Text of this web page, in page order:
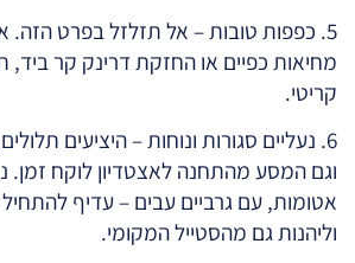
5. כפפות טובות – אל תזלזל בפרט
מחיאות כפיים או החזקת דרינק קר ביד,
קריטי.
6. נעליים סגורות ונוחות – היציעים
וגם המסע מהתחנה לאצטדיון לוקח זמן.
אטומות, עם גרביים עבים – עדיף
וליהנות גם מהסטייל המקומי.